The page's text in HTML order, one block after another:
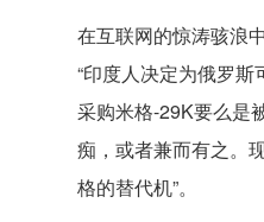
在互联网的惊涛骇浪
“印度人决定为俄罗
采购米格-29K要么是
痴，或者兼而有之。
格的替代机”。